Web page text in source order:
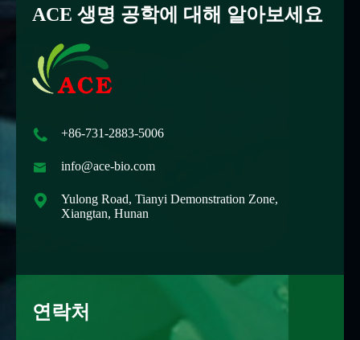
ACE 생명 공학에 대해 알아보세요
 +86-731-2883-5006
 info@ace-bio.com

Yulong Road, Tianyi Demonstration Zone,
Xiangtan, Hunan
연락처